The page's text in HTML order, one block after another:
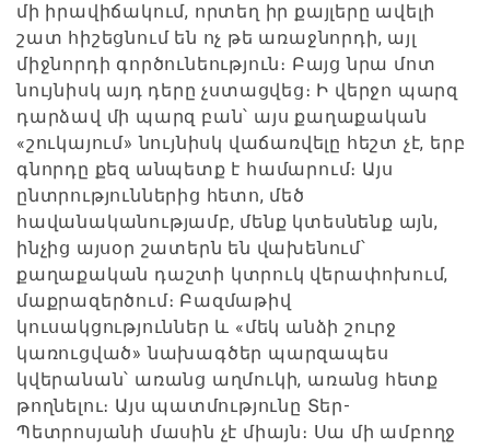
մի իրավիճակում, որտեղ իր քայլերը ավելի
շատ հիշեցնում են ոչ թե առաջնորդի, այլ
միջնորդի գործունեություն։ Բայց նրա մոտ
նույնիսկ այդ դերը չստացվեց։ Ի վերջո պարզ
դարձավ մի պարզ բան՝ այս քաղաքական
«շուկայում» նույնիսկ վաճառվելը հեշտ չէ, երբ
գնորդը քեզ անպետք է համարում։ Այս
ընտրություններից հետո, մեծ
հավանականությամբ, մենք կտեսնենք այն,
ինչից այսօր շատերն են վախենում՝
քաղաքական դաշտի կտրուկ վերափոխում,
մաքրազերծում։ Բազմաթիվ
կուսակցություններ և «մեկ անձի շուրջ
կառուցված» նախագծեր պարզապես
կվերանան՝ առանց աղմուկի, առանց հետք
թողնելու։ Այս պատմությունը Տեր-
Պետրոսյանի մասին չէ միայն։ Սա մի ամբողջ